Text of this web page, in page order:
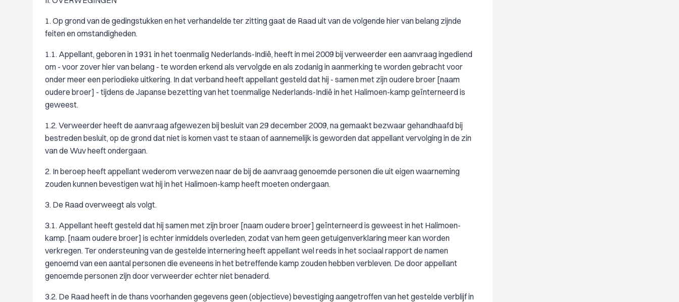
1. Op grond van de gedingstukken en het verhandelde ter zitting gaat de Raad uit van de volgende hier van belang zijnde
feiten en omstandigheden.
1.1. Appellant, geboren in 1931 in het toenmalig Nederlands-Indië, heeft in mei 2009 bij verweerder een aanvraag ingediend
om - voor zover hier van belang - te worden erkend als vervolgde en als zodanig in aanmerking te worden gebracht voor
onder meer een periodieke uitkering. In dat verband heeft appellant gesteld dat hij - samen met zijn oudere broer [naam
oudere broer] - tijdens de Japanse bezetting van het toenmalige Nederlands-Indië in het Halimoen-kamp geïnterneerd is
geweest.
1.2. Verweerder heeft de aanvraag afgewezen bij besluit van 29 december 2009, na gemaakt bezwaar gehandhaafd bij
bestreden besluit, op de grond dat niet is komen vast te staan of aannemelijk is geworden dat appellant vervolging in de zin
van de Wuv heeft ondergaan.
2. In beroep heeft appellant wederom verwezen naar de bij de aanvraag genoemde personen die uit eigen waarneming
zouden kunnen bevestigen wat hij in het Halimoen-kamp heeft moeten ondergaan.
3. De Raad overweegt als volgt.
3.1. Appellant heeft gesteld dat hij samen met zijn broer [naam oudere broer] geïnterneerd is geweest in het Halimoen-
kamp. [naam oudere broer] is echter inmiddels overleden, zodat van hem geen getuigenverklaring meer kan worden
verkregen. Ter ondersteuning van de gestelde internering heeft appellant wel reeds in het sociaal rapport de namen
genoemd van een aantal personen die eveneens in het betreffende kamp zouden hebben verbleven. De door appellant
genoemde personen zijn door verweerder echter niet benaderd.
3.2. De Raad heeft in de thans voorhanden gegevens geen (objectieve) bevestiging aangetroffen van het gestelde verblijf in